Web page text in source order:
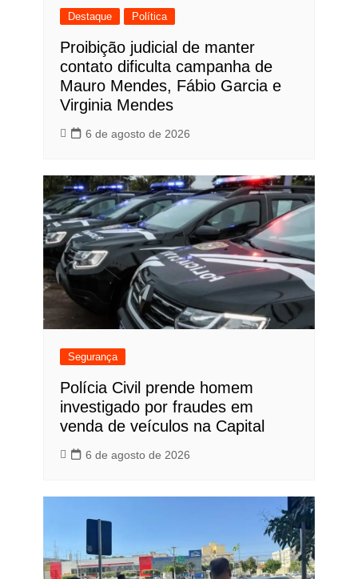
Destaque Política
Proibição judicial de manter
contato dificulta campanha de
Mauro Mendes, Fábio Garcia e
Virginia Mendes
6 de agosto de 2026
Segurança
Polícia Civil prende homem
investigado por fraudes em
venda de veículos na Capital
6 de agosto de 2026